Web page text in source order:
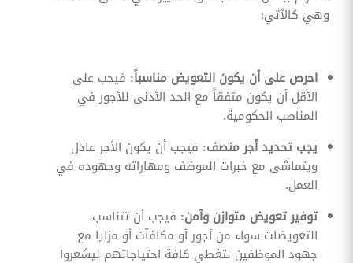
وهي كالآتي:
احرص على أن يكون التعويض مناسباً: فيجب على
الأقل أن يكون متفقاً مع الحد الأدنى للأجور في
المناصب الحكومية.
يجب تحديد أجر منصف: فيجب أن يكون الأجر عادل
ويتماشى مع خبرات الموظف ومهاراته وجهوده في
العمل.
توفير تعويض متوازن وآمن: فيجب أن تتناسب
التعويضات سواء من أجور أو مكافآت أو مزايا مع
جهود الموظفين لتغطي كافة احتياجاتهم ليشعروا